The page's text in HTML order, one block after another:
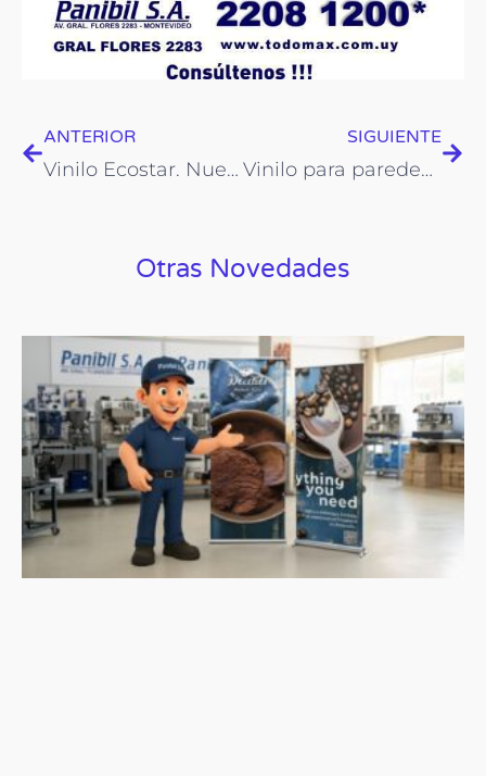
Prev
ANTERIOR
Vinilo Ecostar. Nueva Partida! Recibidos
SIGUIENTE
Vinilo para paredes. Oracal 631
Otras Novedades